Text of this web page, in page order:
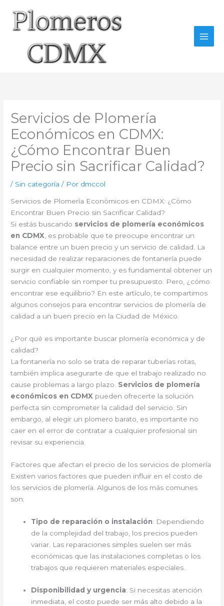
contenido
Servicios de Plomería
Económicos en CDMX:
¿Cómo Encontrar Buen
Precio sin Sacrificar Calidad?
/ Sin categoría / Por dmccol
Servicios de Plomería Económicos en CDMX: ¿Cómo
Encontrar Buen Precio sin Sacrificar Calidad?
Si estás buscando servicios de plomería económicos
en CDMX, es probable que te preocupe encontrar un
balance entre un buen precio y un servicio de calidad. La
necesidad de realizar reparaciones de fontanería puede
surgir en cualquier momento, y es fundamental obtener un
servicio confiable sin romper tu presupuesto. Pero, ¿cómo
encontrar ese equilibrio? En este artículo, te compartimos
algunos consejos para encontrar servicios de plomería de
calidad a un buen precio en la Ciudad de México.
¿Por qué es importante buscar plomería económica y de
calidad?
La fontanería no solo se trata de reparar tuberías rotas,
también implica asegurarte de que el trabajo realizado no
cause problemas a largo plazo. Servicios de plomería
económicos en CDMX pueden ofrecerte la solución
perfecta sin comprometer la calidad del servicio. Sin
embargo, al elegir un plomero barato, es importante no
caer en el error de contratar a cualquier profesional sin
revisar su experiencia.
Factores que afectan el precio de los servicios de plomería
Existen varios factores que pueden influir en el costo de
los servicios de plomería. Algunos de los más comunes
son:
Tipo de reparación o instalación: Dependiendo
de la complejidad del trabajo, los precios pueden
variar. Las reparaciones simples suelen ser más
económicas que las instalaciones completas o los
trabajos que requieren materiales especiales.
Disponibilidad y urgencia: Si necesitas atención
inmediata, el costo puede ser más alto debido a la